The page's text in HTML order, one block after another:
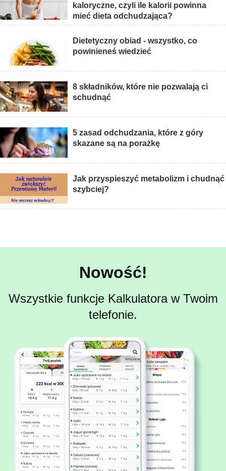
kaloryczne, czyli ile kalorii powinna
mieć dieta odchudzająca?
Dietetyczny obiad - wszystko, co
powinieneś wiedzieć
8 składników, które nie pozwalają ci
schudnąć
5 zasad odchudzania, które z góry
skazane są na porażkę
Jak przyspieszyć metabolizm i chudnąć
szybciej?
Nowość!
Wszystkie funkcje Kalkulatora w Twoim
telefonie.